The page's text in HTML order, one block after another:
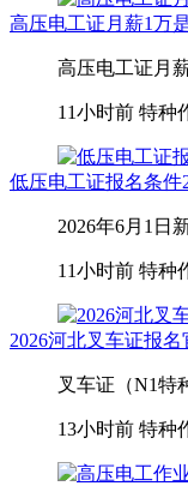
高压电工证月薪1万
高压电工证月
11小时前 特种
低压电工证报名条件
2026年6月1日
11小时前 特种
2026河北叉车证报
叉车证（N1特
13小时前 特种